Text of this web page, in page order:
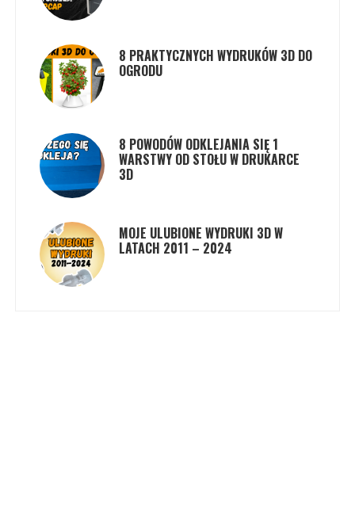
8 PRAKTYCZNYCH WYDRUKÓW 3D DO
OGRODU
8 POWODÓW ODKLEJANIA SIĘ 1
WARSTWY OD STOŁU W DRUKARCE
3D
MOJE ULUBIONE WYDRUKI 3D W
LATACH 2011 – 2024